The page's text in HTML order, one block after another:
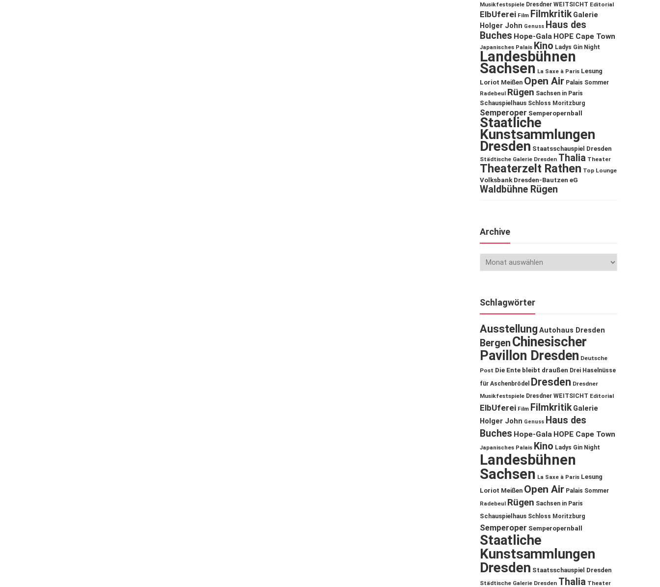
Musikfestspiele Dresdner WEITSICHT Editorial
ElbUferei Film Filmkritik Galerie
Holger John Genuss Haus des
Buches Hope-Gala HOPE Cape Town
Japanisches Palais Kino Ladys Gin Night
Landesbühnen
Sachsen La Saxe à Paris Lesung
Loriot Meißen Open Air Palais Sommer
Radebeul Rügen Sachsen in Paris
Schauspielhaus Schloss Moritzburg
Semperoper Semperopernball
Staatliche
Kunstsammlungen
Dresden Staatsschauspiel Dresden
Städtische Galerie Dresden Thalia Theater
Theaterzelt Rathen Top Lounge
Volksbank Dresden-Bautzen eG
Waldbühne Rügen
Archive
Schlagwörter
Ausstellung Autohaus Dresden
Bergen Chinesischer
Pavillon Dresden Deutsche
Post Die Ente bleibt draußen Drei Haselnüsse
für Aschenbrödel
Dresden Dresdner
Musikfestspiele Dresdner WEITSICHT Editorial
ElbUferei Film Filmkritik Galerie
Holger John Genuss Haus des
Buches Hope-Gala HOPE Cape Town
Japanisches Palais Kino Ladys Gin Night
Landesbühnen
Sachsen La Saxe à Paris Lesung
Loriot Meißen Open Air Palais Sommer
Radebeul Rügen Sachsen in Paris
Schauspielhaus Schloss Moritzburg
Semperoper Semperopernball
Staatliche
Kunstsammlungen
Dresden Staatsschauspiel Dresden
Städtische Galerie Dresden Thalia Theater